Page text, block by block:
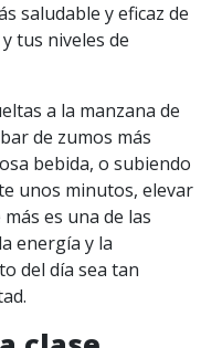
saludable y eficaz de
tus niveles de
a la manzana de
de zumos más
bebida, o subiendo
unos minutos, elevar
es una de las
energía y la
del día sea tan